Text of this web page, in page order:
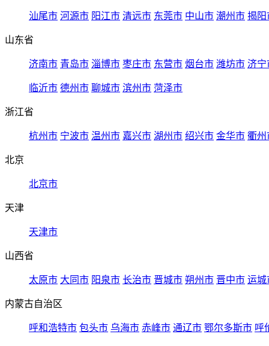
汕尾市 河源市 阳江市 清远市 东莞市 中山市 潮州市 揭阳
山东省
济南市 青岛市 淄博市 枣庄市 东营市 烟台市 潍坊市 济宁
临沂市 德州市 聊城市 滨州市 菏泽市
浙江省
杭州市 宁波市 温州市 嘉兴市 湖州市 绍兴市 金华市 衢州
北京
北京市
天津
天津市
山西省
太原市 大同市 阳泉市 长治市 晋城市 朔州市 晋中市 运城
内蒙古自治区
呼和浩特市 包头市 乌海市 赤峰市 通辽市 鄂尔多斯市 呼